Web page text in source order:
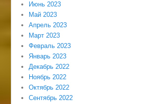
Июнь 2023
Май 2023
Апрель 2023
Март 2023
Февраль 2023
Январь 2023
Декабрь 2022
Ноябрь 2022
Октябрь 2022
Сентябрь 2022